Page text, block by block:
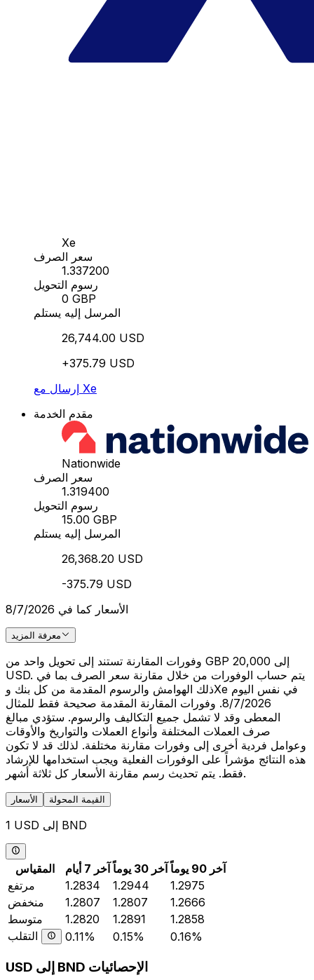
Xe
سعر الصرف
1.337200
رسوم التحويل
0 GBP
المرسل إليه يستلم
26,744.00 USD
+375.79 USD
إرسال مع Xe
مقدم الخدمة
Nationwide
سعر الصرف
1.319400
رسوم التحويل
15.00 GBP
المرسل إليه يستلم
26,368.20 USD
-375.79 USD
الأسعار كما في 8/7/2026
معرفة المزيد
وفورات المقارنة تستند إلى تحويل واحد من GBP 20,000 إلى
USD. يتم حساب الوفورات من خلال مقارنة سعر الصرف بما في
ذلك الهوامش والرسوم المقدمة من كل بنك وXe في نفس اليوم
8/7/2026. وفورات المقارنة المقدمة صحيحة فقط للمثال
المعطى وقد لا تشمل جميع التكاليف والرسوم. ستؤدي مبالغ
صرف العملات المختلفة وأنواع العملات والتواريخ والأوقات
وعوامل فردية أخرى إلى وفورات مقارنة مختلفة. لذلك قد لا تكون
هذه النتائج مؤشراً على الوفورات الفعلية ويجب استخدامها للإرشاد
فقط. يتم تحديث رسم مقارنة الأسعار كل ثلاثة أشهر.
الأسعار القيمة المحولة
1 USD إلى BND
المقياس آخر 7 أيام آخر 30 يوماً
آخر 90 يوماً
مرتفع
1.2834 1.2944
1.2975
منخفض
1.2807 1.2807
1.2666
متوسط
1.2820 1.2891
1.2858
التقلب
0.11% 0.15% 0.16%
USD إلى BND الإحصائيات